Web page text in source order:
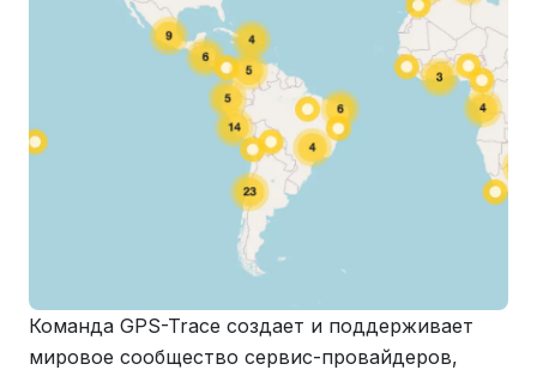
Команда GPS-Trace создает и поддерживает
мировое сообщество сервис-провайдеров,